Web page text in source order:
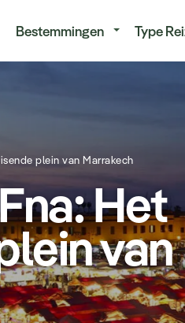
Bestemmingen Type
plein van Marrakech
Het
van